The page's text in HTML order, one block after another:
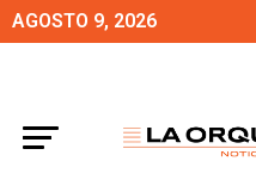
AGOSTO 9, 2026